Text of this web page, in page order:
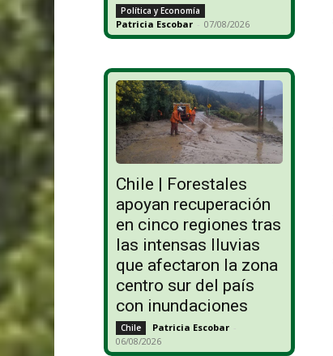
Política y Economía
Patricia Escobar - 07/08/2026
Chile | Forestales
apoyan recuperación
en cinco regiones tras
las intensas lluvias
que afectaron la zona
centro sur del país
con inundaciones
Chile Patricia Escobar -
06/08/2026